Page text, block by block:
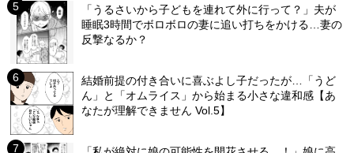
「うるさいから子どもを連れて外に行って？」夫が
睡眠3時間でボロボロの妻に追い打ちをかける…妻の
反撃なるか？
結婚前提の付き合いに喜ぶよし子だったが…「うど
ん」と「オムライス」から始まる小さな違和感【あ
なたが理解できません Vol.5】